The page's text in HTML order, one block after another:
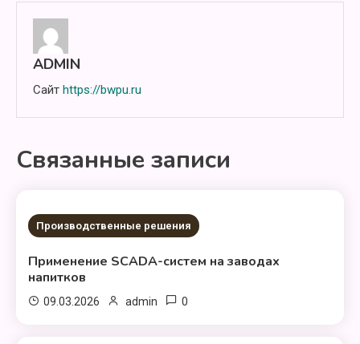
записям
ADMIN
Сайт https://bwpu.ru
Связанные записи
1 МИНУТА ЧТЕНИЕ
Производственные решения
Применение SCADA-систем на заводах
напитков
09.03.2026 admin 0